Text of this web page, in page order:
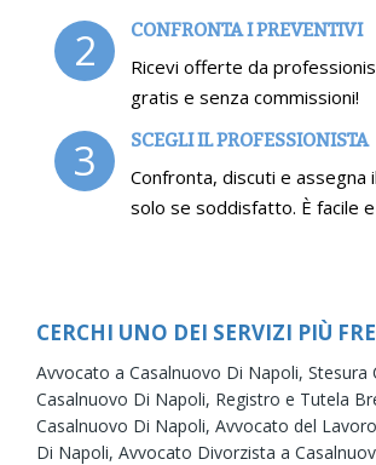
2 CONFRONTA I PREVENTIVI
Ricevi offerte da
gratis e senza commissioni!
3 SCEGLI IL PROFESSIONISTA
Confronta, discuti e assegna
solo se soddisfatto. È facile
CERCHI UNO DEI SERVIZI PIÙ
Avvocato a Casalnuovo Di Napoli, Stesura
Casalnuovo Di Napoli, Registro e Tutela
Casalnuovo Di Napoli, Avvocato del
Di Napoli, Avvocato Divorzista a